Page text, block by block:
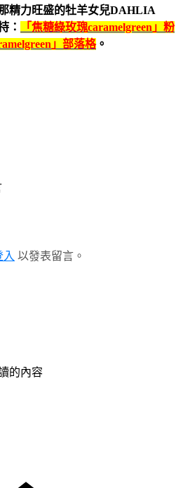
精力旺盛的牡羊女兒DAHLIA
： 「焦糖綠玫瑰caramelgreen 」粉
」部落格。
入 以發表留言。
的內容